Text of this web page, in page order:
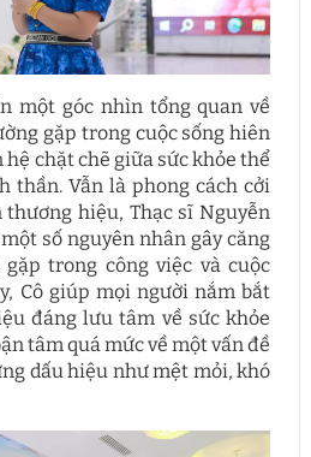
một góc nhìn tổng quan về
gặp trong cuộc sống hiên
chặt chẽ giữa sức khỏe thể
thần. Vẫn là phong cách cởi
hiệu, Thạc sĩ Nguyễn
số nguyên nhân gây căng
trong công việc và cuộc
Cô giúp mọi người nắm bắt
đáng lưu tâm về sức khỏe
tâm quá mức về một vấn đề
dấu hiệu như mệt mỏi, khó